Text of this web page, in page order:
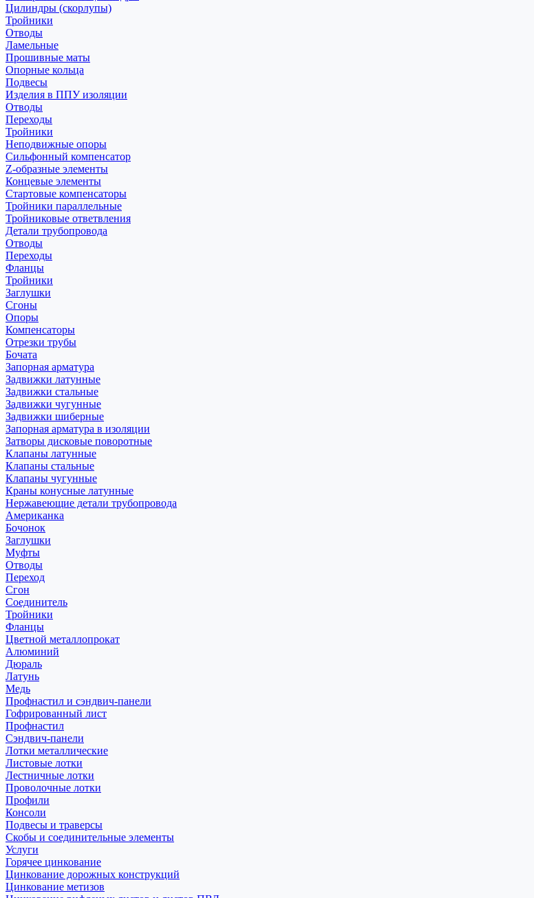
Цилиндры (скорлупы)
Тройники
Отводы
Ламельные
Прошивные маты
Опорные кольца
Подвесы
Изделия в ППУ изоляции
Отводы
Переходы
Тройники
Неподвижные опоры
Cильфонный компенсатор
Z-образные элементы
Концевые элементы
Стартовые компенсаторы
Тройники параллельные
Тройниковые ответвления
Детали трубопровода
Отводы
Переходы
Фланцы
Тройники
Заглушки
Сгоны
Опоры
Компенсаторы
Отрезки трубы
Бочата
Запорная арматура
Задвижки латунные
Задвижки стальные
Задвижки чугунные
Задвижки шиберные
Запорная арматура в изоляции
Затворы дисковые поворотные
Клапаны латунные
Клапаны стальные
Клапаны чугунные
Краны конусные латунные
Нержавеющие детали трубопровода
Американка
Бочонок
Заглушки
Муфты
Отводы
Переход
Сгон
Соединитель
Тройники
Фланцы
Цветной металлопрокат
Алюминий
Дюраль
Латунь
Медь
Профнастил и сэндвич-панели
Гофрированный лист
Профнастил
Сэндвич-панели
Лотки металлические
Листовые лотки
Лестничные лотки
Проволочные лотки
Профили
Консоли
Подвесы и траверсы
Скобы и соединительные элементы
Услуги
Горячее цинкование
Цинкование дорожных конструкций
Цинкование метизов